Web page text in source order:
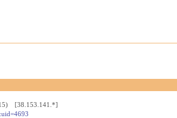
[38.153.141.*]